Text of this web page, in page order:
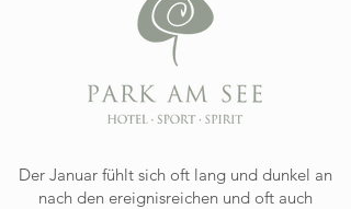
Der Januar fühlt sich oft lang und dunkel an
nach den ereignisreichen und oft auch